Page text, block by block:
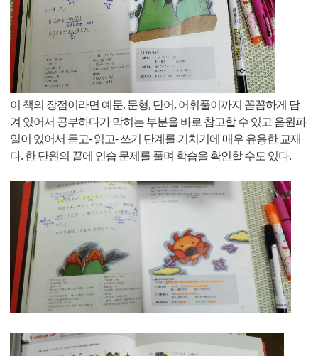
이 책의 장점이라면 예문, 문형, 단어, 어휘풀이까지 꼼꼼하게 담
겨 있어서 공부하다가 막히는 부분을 바로 참고할 수 있고 음원파
일이 있어서 듣고- 읽고- 쓰기 단계를 거치기에 매우 유용한 교재
다. 한 단원의 끝에 연습 문제를 풀며 학습을 확인할 수도 있다.